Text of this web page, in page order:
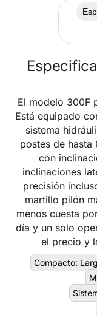
El modelo 300F
Está equipado
sistema
postes de hasta
con
inclinaciones
precisión
martillo pilón
menos cuesta
día y un solo
el precio y
Compacto: